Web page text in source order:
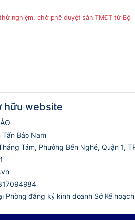
nghiệm, chờ phê duyệt sàn TMĐT từ Bộ
hữu website
Bảo Nam
Tám, Phường Bến Nghé, Quận 1,
Phòng đăng ký kinh doanh Sở Kế